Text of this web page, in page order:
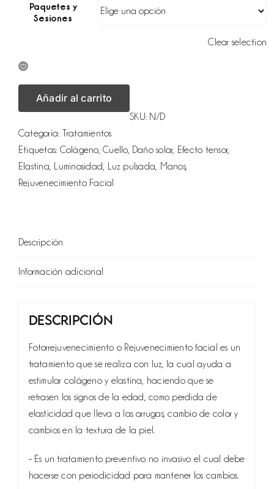
Paquetes y
Sesiones
Clear selection
Añadir al carrito
SKU: N/D
Categoría:
Tratamientos
Etiquetas: Colágeno,Cuello, Daño solar, Efecto tensor,
Elastina, Luminosidad, Luz pulsada, Manos,
Rejuvenecimiento Facial
Descripción
Información adicional
Descripción
Fotorrejuvenecimiento o Rejuvenecimiento facial es un
tratamiento que se realiza con luz, la cual ayuda a
estimular colágeno y elastina, haciendo que se
retrasen los signos de la edad, como perdida de
elasticidad que lleva a las arrugas, cambio de color y
cambios en la textura de la piel.
– Es un tratamiento preventivo no invasivo el cual debe
hacerse con periodicidad para mantener los cambios.